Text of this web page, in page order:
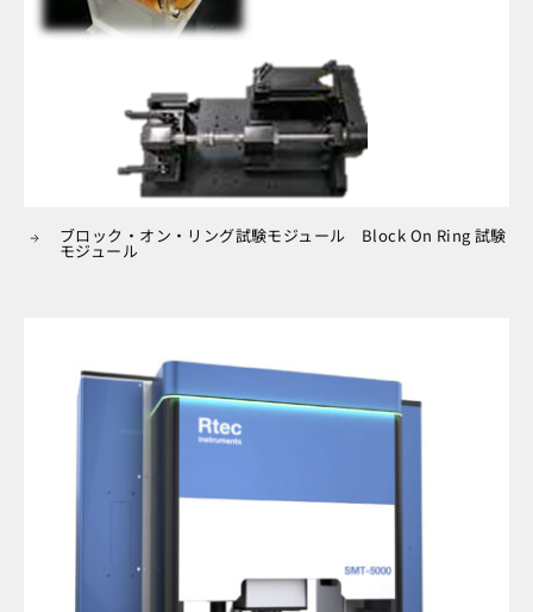
ブロック・オン・リング試験モジュール Block On Ring 試験
モジュール